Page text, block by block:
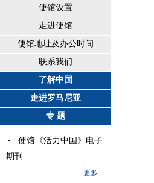
使馆设置
走进使馆
使馆地址及办公时间
联系我们
了解中国
走进罗马尼亚
专 题
使馆《活力中国》电子
期刊
更多...